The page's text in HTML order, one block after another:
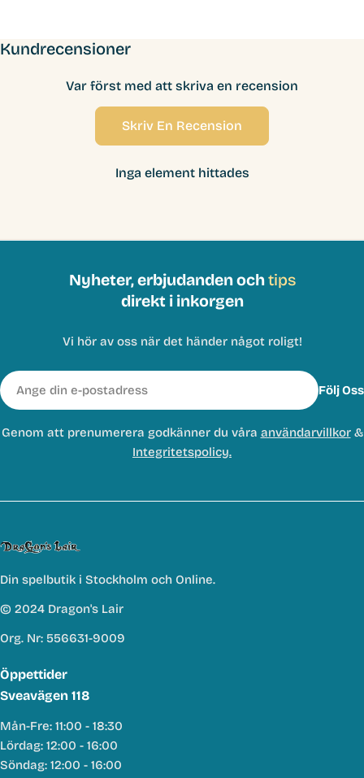
Kundrecensioner
Var först med att skriva en recension
Skriv En Recension
Inga element hittades
Nyheter, erbjudanden ochtips
direkt i inkorgen
Vi hör av oss när det händer något roligt!
E-
post
Följ Oss
Genom att prenumerera godkänner du våra användarvillkor&
Integritetspolicy.
Din spelbutik i Stockholm och Online.
© 2024 Dragon's Lair
Org. Nr: 556631-9009
Öppettider
Sveavägen 118
Mån-Fre: 11:00 - 18:30
Lördag: 12:00 - 16:00
Söndag: 12:00 - 16:00